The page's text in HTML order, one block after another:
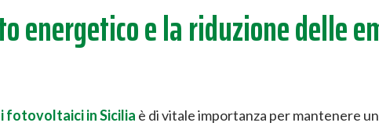
energetico e la riduzione delle
fotovoltaici in Sicilia è di vitale importanza per mantenere